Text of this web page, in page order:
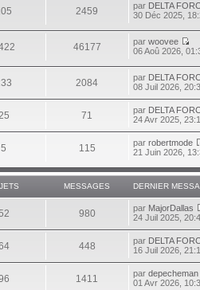
2459 par DELTA
30 Déc 2025,
46177 parwoovee
06 Aoû 2026,
2084 par DELTA
08 Juil 2026,
25 71 par DELTA
24 Avr 2025,
5 115 parrobertmode
21 Juin 2026,
MESSAGES DERNIER
980 par MajorDallas
24 Juil 2025,
448 par DELTA
16 Juil 2026,
1411 pardepecheman
01 Avr 2026,